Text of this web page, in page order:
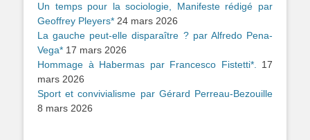
Un temps pour la sociologie, Manifeste rédigé par
Geoffrey Pleyers* 24 mars 2026
La gauche peut-elle disparaître ? par Alfredo Pena-
Vega* 17 mars 2026
Hommage à Habermas par Francesco Fistetti*. 17
mars 2026
Sport et convivialisme par Gérard Perreau-Bezouille
8 mars 2026